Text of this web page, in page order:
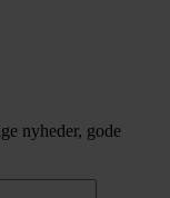
nyheder, gode